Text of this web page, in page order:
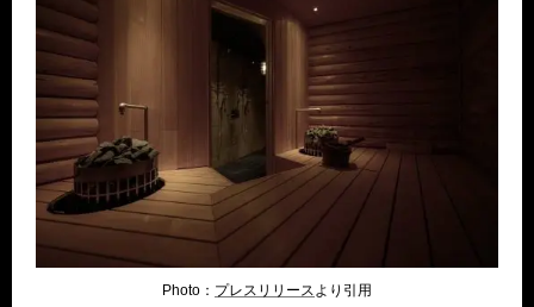
Photo： プレス リリースより引用